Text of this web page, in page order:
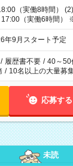
（実働8時間）
（実働6時間
9月スタート予定
/ 履歴書不要 / 40～50
/ 10名以上の大量募
応募する
未読